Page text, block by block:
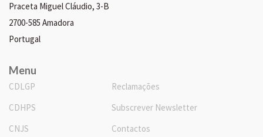
Praceta Miguel Cláudio, 3-B
2700-585 Amadora
Portugal
Menu
CDLGP
CDHPS
CNJS
Reclamações
Subscrever Newsletter
Contactos